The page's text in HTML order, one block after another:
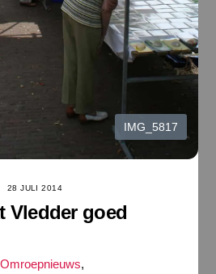
IMG_5817
28 JULI 2014
Vledder goed
Omroepnieuws,